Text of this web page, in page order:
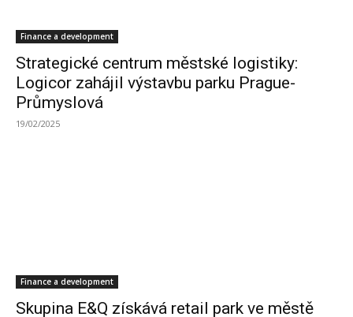
Finance a development
Strategické centrum městské logistiky:
Logicor zahájil výstavbu parku Prague-
Průmyslová
19/02/2025
Finance a development
Skupina E&Q získává retail park ve městě